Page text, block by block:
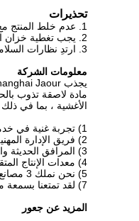
تحذيرات
1. عدم خلط المنتج مع مواد لاصقة أخرى.
2. يجب تغطية خزان الغراء جيدًا لتجنب أي غبار أو تلوث.
3. ارتدِ نظارات السلامة وقفازات الأمان وملابس الأمان عند استخدام المادة اللاصقة المذوبة بالحرارة.
معلومات الشركة
يجذب Shanghai Jaour فريقًا من النخبة ذوي الخبرة في صناعة المواد اللاصقة بالذوبان الساخن.الشركة متخصصة في
مادة لاصقة تذوب
الأغشية ، بما في ذلك
1) تجربة غنية في خدمة OEM و ODM ، يغطي عملاؤنا أكثر من 50 دولة.
2) فريق الإدارة المهنية وإجراءات مراقبة الجودة القياسية.
3) المرافق الحديثة والورشة القياسية الصحية.
4) معدات الإنتاج المتقدمة.
5) نحن نملك 3 مصانع فرعية.
7) لقد تمتعنا بسمعة ممتازة من 13 عاما من الخبرة التجارية الناجحة.
المزيد عن جعور